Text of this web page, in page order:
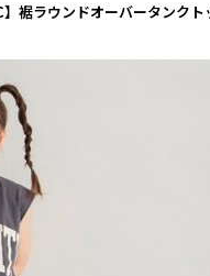
】裾ラウンドオーバータンクト